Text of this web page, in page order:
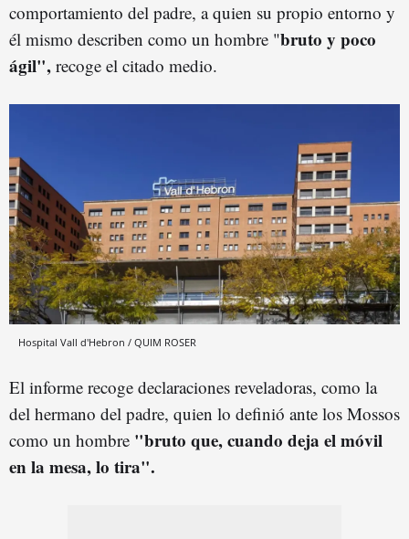
comportamiento del padre, a quien su propio entorno y
él mismo describen como un hombre "bruto y poco
ágil", recoge el citado medio.
Hospital Vall d'Hebron / QUIM ROSER
El informe recoge declaraciones reveladoras, como la
del hermano del padre, quien lo definió ante los Mossos
como un hombre "bruto que, cuando deja el móvil
en la mesa, lo tira".